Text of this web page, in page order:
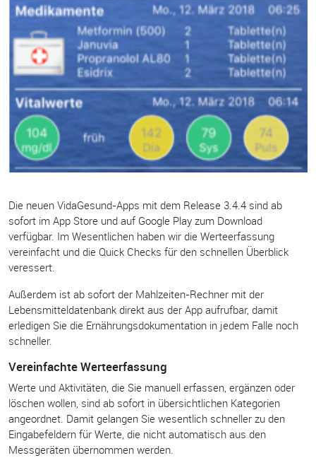
Die neuen VidaGesund-Apps mit dem Release 3.4.4 sind ab
sofort im App Store und auf Google Play zum Download
verfügbar. Im Wesentlichen haben wir die Werteerfassung
vereinfacht und die Quick Checks für den schnellen Überblick
veressert.
Außerdem ist ab sofort der Mahlzeiten-Rechner mit der
Lebensmitteldatenbank direkt aus der App aufrufbar, damit
erledigen Sie die Ernährungsdokumentation in jedem Falle noch
schneller.
Vereinfachte Werteerfassung
Werte und Aktivitäten, die Sie manuell erfassen, ergänzen oder
löschen wollen, sind ab sofort in übersichtlichen Kategorien
angeordnet. Damit gelangen Sie wesentlich schneller zu den
Eingabefeldern für Werte, die nicht automatisch aus den
Messgeräten übernommen werden.